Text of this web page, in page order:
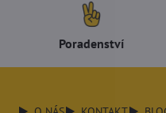
Poradenství